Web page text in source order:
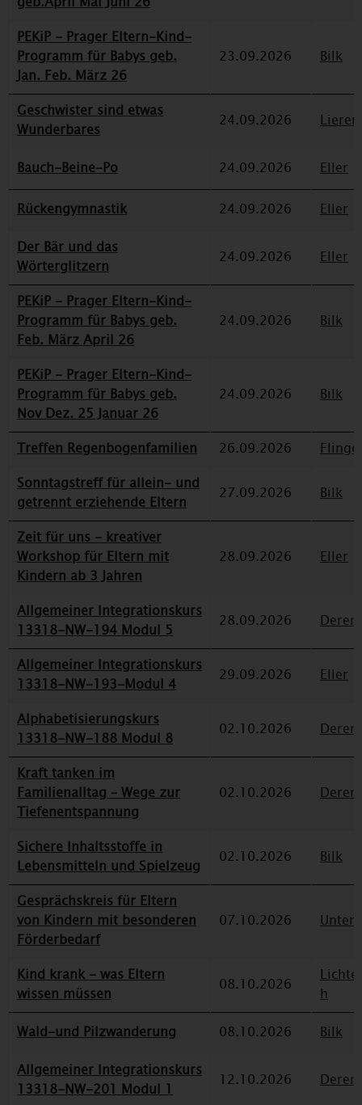
PEKiP - Prager Eltern-Kind-
Programm für Babys geb.
Jan. Feb. März 26
23.09.2026 Bilk
Geschwister sind etwas
Wunderbares
24.09.2026
Bauch-Beine-Po 24.09.2026 Eller
Rückengymnastik 24.09.2026
Eller
Der Bär und das
Wörterglitzern
24.09.2026 Eller
PEKiP - Prager Eltern-Kind-
Programm für Babys geb.
Feb. März April 26
24.09.2026 Bilk
PEKiP - Prager Eltern-Kind-
Programm für Babys geb.
Nov Dez. 25 Januar 26
24.09.2026 Bilk
Treffen Regenbogenfamilien 26.09.2026
Sonntagstreff für allein- und
getrennt erziehende Eltern
27.09.2026 Bilk
Zeit für uns - kreativer
Workshop für Eltern mit
Kindern ab 3 Jahren
28.09.2026 Eller
Allgemeiner Integrationskurs
13318-NW-194 Modul 5
28.09.2026
Allgemeiner Integrationskurs
13318-NW-193-Modul 4
29.09.2026 Eller
Alphabetisierungskurs
13318-NW-188 Modul 8
02.10.2026
Kraft tanken im
Familienalltag – Wege zur
Tiefenentspannung
02.10.2026
Sichere Inhaltsstoffe in
Lebensmitteln und Spielzeug
02.10.2026 Bilk
Gesprächskreis für Eltern
von Kindern mit besonderen
Förderbedarf
07.10.2026
Kind krank - was Eltern
wissen müssen
08.10.2026
h
Wald-und Pilzwanderung
08.10.2026
Bilk
Allgemeiner Integrationskurs
13318-NW-201 Modul 1
12.10.2026